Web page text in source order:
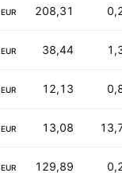
EUR 208,31
EUR 38,44
EUR 12,13
EUR 13,08
EUR 129,89